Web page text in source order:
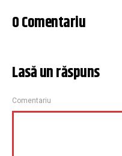
0 Comentariu
Lasă un răspuns
Comentariu